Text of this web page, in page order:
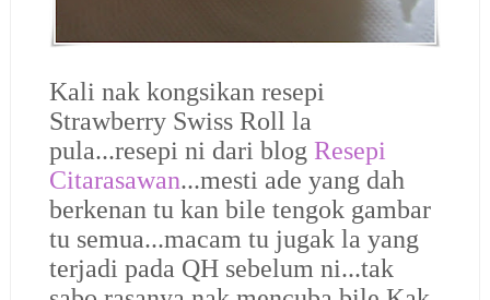
Kali nak kongsikan resepi
Strawberry Swiss Roll la
pula...resepi ni dari blog Resepi
Citarasawan...mesti ade yang dah
berkenan tu kan bile tengok gambar
tu semua...macam tu jugak la yang
terjadi pada QH sebelum ni...tak